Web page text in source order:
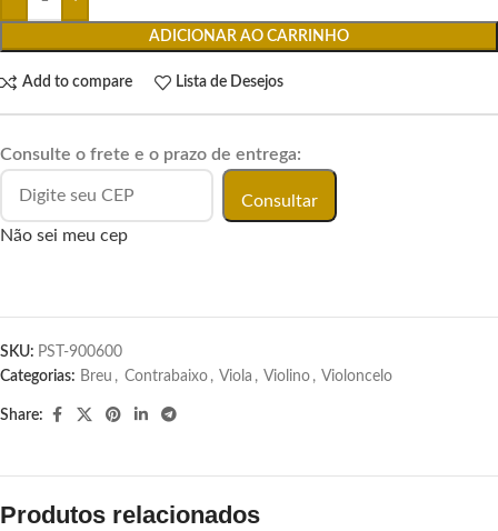
ADICIONAR AO CARRINHO
Add to compare Lista de Desejos
Consulte o frete e o prazo de entrega:
Consultar
Não sei meu cep
SKU: PST-900600
Categorias: Breu , Contrabaixo , Viola , Violino , Violoncelo
Share:
Produtos relacionados